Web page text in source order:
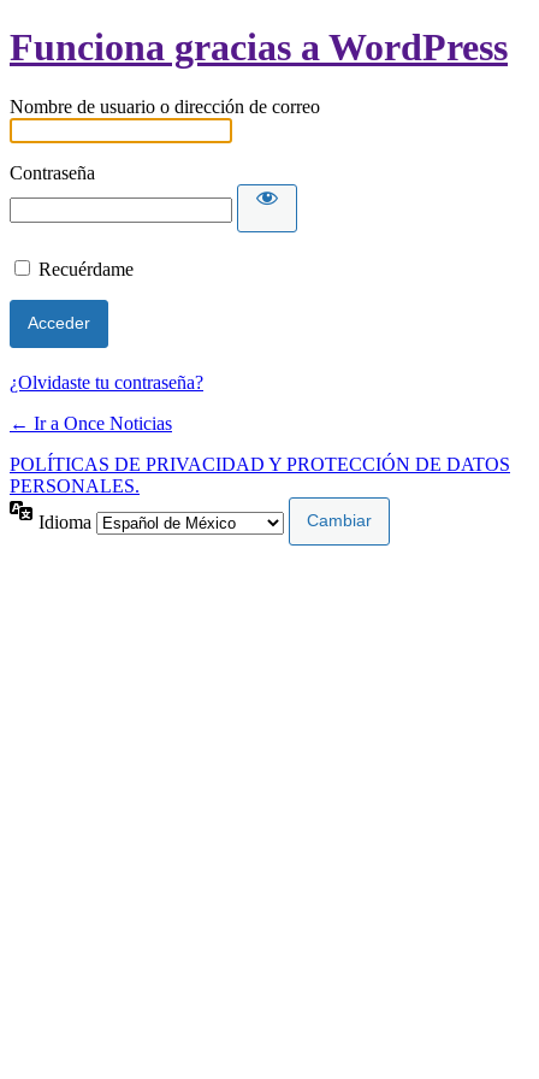
Funciona gracias a WordPress
Nombre de usuario o dirección de correo
Contraseña
Recuérdame
¿Olvidaste tu contraseña?
← Ir a Once Noticias
POLÍTICAS DE PRIVACIDAD Y PROTECCIÓN DE DATOS
PERSONALES.
Idioma